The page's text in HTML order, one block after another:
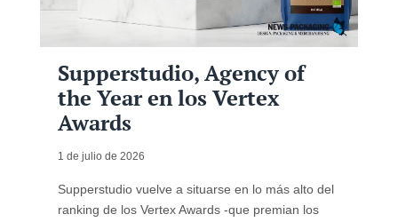
Supperstudio, Agency of
the Year en los Vertex
Awards
1 de julio de 2026
Supperstudio vuelve a situarse en lo más alto del
ranking de los Vertex Awards -que premian los